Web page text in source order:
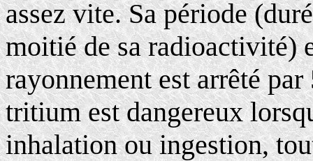
assez vite. Sa période
moitié de sa radioactivité)
rayonnement est arrêté
tritium est dangereux
inhalation ou ingestion,